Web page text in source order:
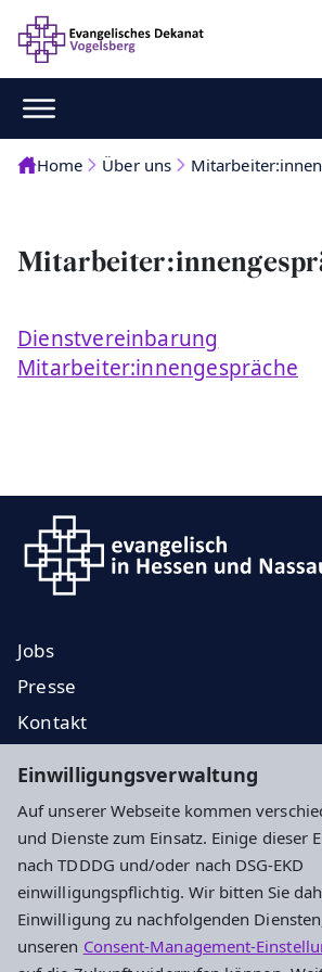
Einwilligungsverwaltung
Auf unserer Webseite kommen
und Dienste zum Einsatz. Einige dieser
nach TDDDG und/oder nach DSG-EKD
einwilligungspflichtig. Wir bitten Sie
Einwilligung zu nachfolgenden
unseren Consent-Management-
Home Über uns
Dienstvereinbarung
Mitarbeiter:innengespräche
Jobs
Presse
Kontakt
Propstei
Impressum Datenschutz